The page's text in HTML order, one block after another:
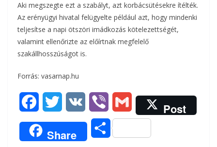
Aki megszegte ezt a szabályt, azt korbácsütésekre ítélték.
Az erényügyi hivatal felügyelte például azt, hogy mindenki
teljesítse a napi ötszöri imádkozás kötelezettségét,
valamint ellenőrizte az előírtnak megfelelő
szakállhosszúságot is.
Forrás: vasarnap.hu
a
c
w
i
K
i
b
m
a
Post
Share
O